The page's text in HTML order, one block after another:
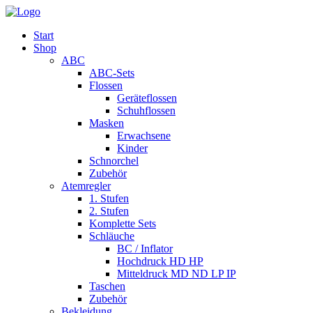
Start
Shop
ABC
ABC-Sets
Flossen
Geräteflossen
Schuhflossen
Masken
Erwachsene
Kinder
Schnorchel
Zubehör
Atemregler
1. Stufen
2. Stufen
Komplette Sets
Schläuche
BC / Inflator
Hochdruck HD HP
Mitteldruck MD ND LP IP
Taschen
Zubehör